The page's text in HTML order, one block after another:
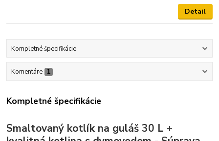
Detail
Kompletné špecifikácie
Komentáre 1
Kompletné špecifikácie
Smaltovaný kotlík na guláš 30 L +